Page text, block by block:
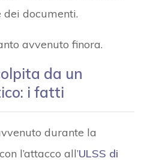
documenti.
avvenuto finora.
da un
i fatti
durante la
l’attacco all’ULSS di